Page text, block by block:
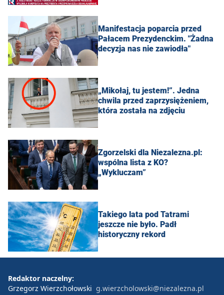
Manifestacja poparcia przed
Pałacem Prezydenckim. "Żadna
decyzja nas nie zawiodła"
„Mikołaj, tu jestem!”. Jedna
chwila przed zaprzysiężeniem,
która została na zdjęciu
Zgorzelski dla Niezalezna.pl:
wspólna lista z KO?
„Wykluczam”
Takiego lata pod Tatrami
jeszcze nie było. Padł
historyczny rekord
Redaktor naczelny:
Grzegorz Wierzchołowski g.wierzcholowski@niezalezna.pl